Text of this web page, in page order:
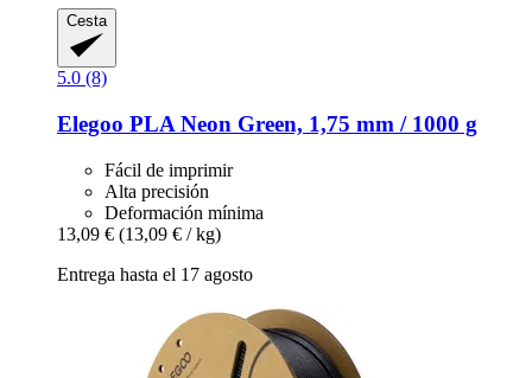
Cesta
5.0 (8)
Elegoo PLA Neon Green, 1,75 mm / 1000 g
Fácil de imprimir
Alta precisión
Deformación mínima
13,09 € (13,09 € / kg)
Entrega hasta el 17 agosto